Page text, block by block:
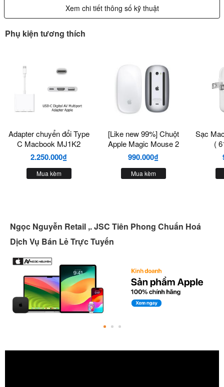
Xem chi tiết thông số kỹ thuật
Phụ kiện tương thích
Adapter chuyển đổi Type
C Macbook MJ1K2
2.250.000₫
Mua kèm
[Like new 99%] Chuột
Apple Magic Mouse 2
990.000₫
Mua kèm
Sạc
(
Ngọc Nguyễn Retail ,. JSC Tiên Phong Chuẩn Hoá
Dịch Vụ Bán Lẻ Trực Tuyến